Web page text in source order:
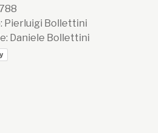
Pierluigi Bollettini
Daniele Bollettini